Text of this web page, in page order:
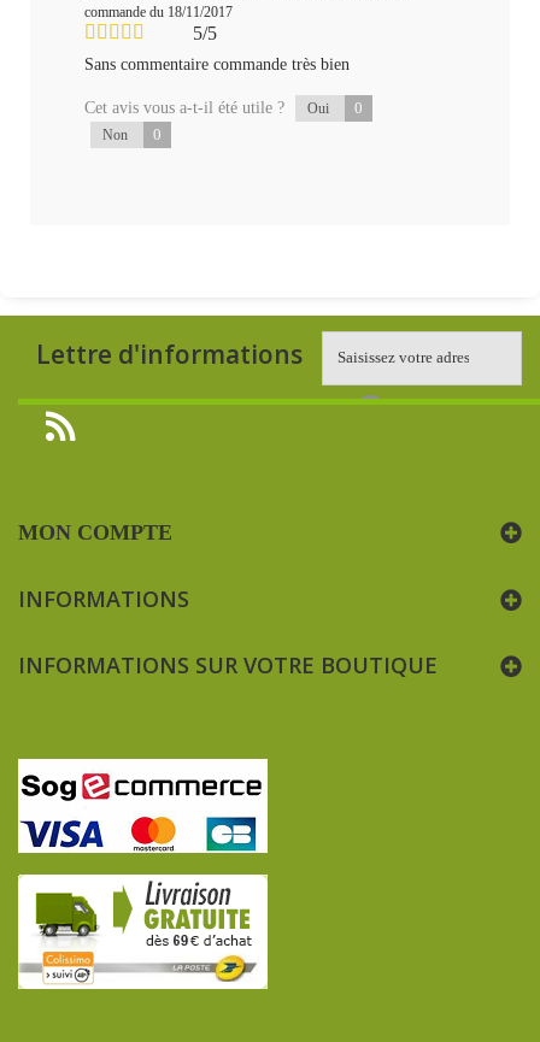
commande du 18/11/2017
5/5
Sans commentaire commande très bien
Cet avis vous a-t-il été utile ? Oui 0
Non 0
Lettre d'informations
MON COMPTE
INFORMATIONS
INFORMATIONS SUR VOTRE BOUTIQUE